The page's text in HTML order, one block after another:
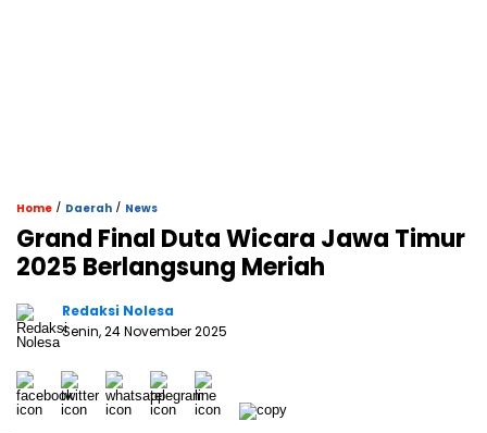
Home / Daerah / News
Grand Final Duta Wicara Jawa Timur
2025 Berlangsung Meriah
Redaksi Nolesa
Senin, 24 November 2025